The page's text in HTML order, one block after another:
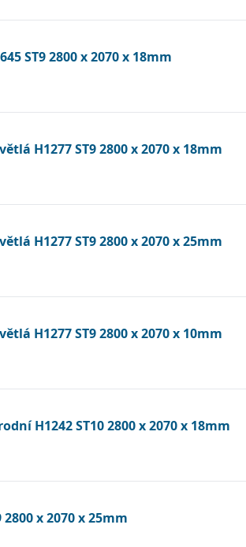
ST9 2800 x 2070 x 18mm
H1277 ST9 2800 x 2070 x 18mm
H1277 ST9 2800 x 2070 x 25mm
H1277 ST9 2800 x 2070 x 10mm
H1242 ST10 2800 x 2070 x 18mm
x 2070 x 25mm